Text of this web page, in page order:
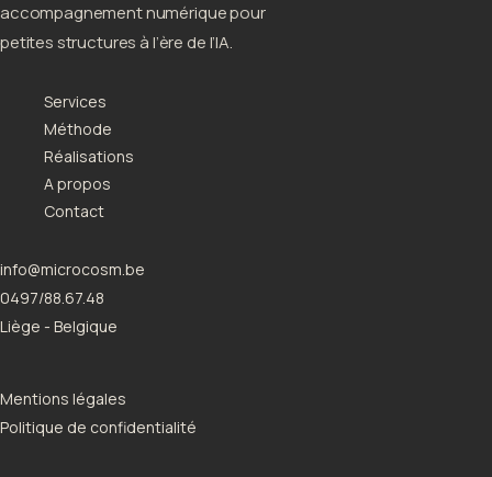
accompagnement numérique pour
petites structures à l’ère de l’IA.
Services
Méthode
Réalisations
A propos
Contact
info@microcosm.be
0497/88.67.48
Liège - Belgique
Mentions légales
Politique de confidentialité